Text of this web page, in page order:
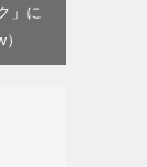
」に